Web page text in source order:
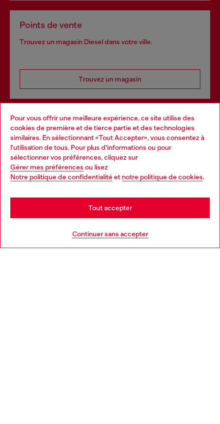
Pour vous offrir une meilleure expérience, ce site utilise des
cookies de première et de tierce partie et des technologies
similaires. En sélectionnant «Tout Accepter», vous consentez à
l'utilisation de tous. Pour plus d'informations ou pour
sélectionner vos préférences, cliquez sur
Gérer mes préférences ou lisez
Notre politique de confidentialitéet notre politique de cookies.
Continuer sans accepter
Tout accepter
Points de vente
Trouvez un magasin Diesel dans votre ville.
Trouvez un magasin
Services omnicanaux
Découvrez tous nos services, en ligne et en magasin.
En savoir plus
Choose your location
You are currently browsing France website, but it seems you
may be based in United States